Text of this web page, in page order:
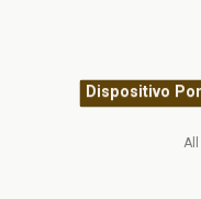
Dispositivo
All